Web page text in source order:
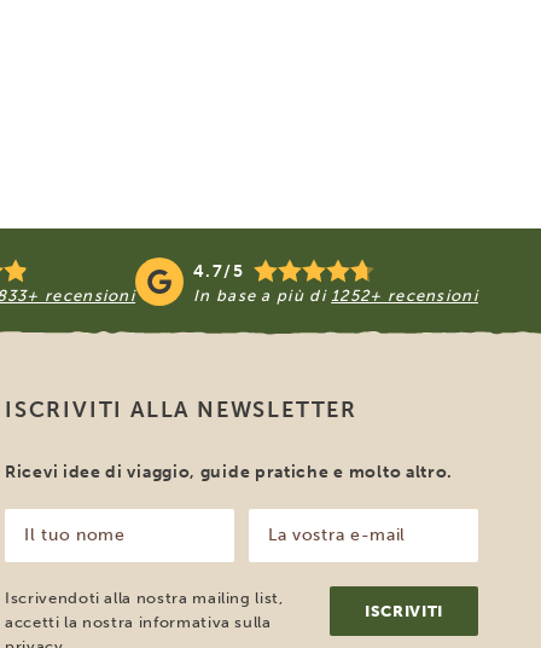
recensioni
4.7/5
In base a più di 1252+ recensioni
ISCRIVITI ALLA NEWSLETTER
Ricevi idee di viaggio, guide pratiche e molto altro.
tuo
nome
(Obbligatorio)
vostra
e-
mail
(Obbligatorio)
Iscrivendoti alla nostra mailing list,
accetti la nostra informativa sulla